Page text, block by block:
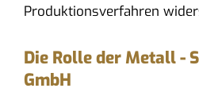
Produktionsverfahren
Die Rolle der Metall -
GmbH